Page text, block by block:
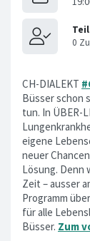
CH-DIALEKT
Büsser schon
tun. In ÜBER-
eigene
neuer
Lösung. Denn
Zeit – ausser
Programm
für alle
Büsser. Zum